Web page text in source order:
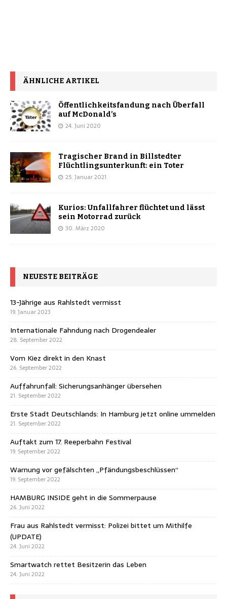
ÄHNLICHE ARTIKEL
Öffentlichkeitsfandung nach Überfall
auf McDonald’s
24. Juni 2020
Tragischer Brand in Billstedter
Flüchtlingsunterkunft: ein Toter
25. Januar 2021
Kurios: Unfallfahrer flüchtet und lässt
sein Motorrad zurück
30. März 2020
NEUESTE BEITRÄGE
13-Jährige aus Rahlstedt vermisst
19. Januar 2023
Internationale Fahndung nach Drogendealer
28. September 2022
Vom Kiez direkt in den Knast
26. September 2022
Auffahrunfall: Sicherungsanhänger übersehen
21. September 2022
Erste Stadt Deutschlands: In Hamburg jetzt online ummelden
21. September 2022
Auftakt zum 17. Reeperbahn Festival
19. September 2022
Warnung vor gefälschten „Pfändungsbeschlüssen“
19. September 2022
HAMBURG INSIDE geht in die Sommerpause
26. Juni 2022
Frau aus Rahlstedt vermisst: Polizei bittet um Mithilfe
(UPDATE)
24. Juni 2022
Smartwatch rettet Besitzerin das Leben
24. Juni 2022